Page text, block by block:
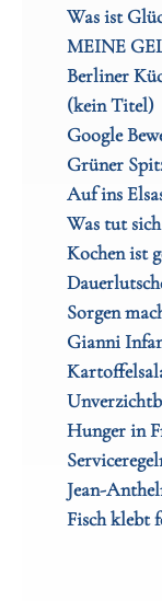
Was ist
MEINE
Berliner
(kein Titel)
Google
Grüner
Auf ins
Was tut
Kochen ist
Sorgen
Gianni
Hunger in
Jean-
Fisch klebt